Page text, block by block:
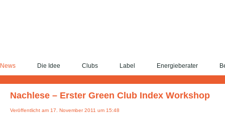
News Die Idee Clubs Label Energieberater
Nachlese – Erster Green Club Index Workshop
Veröffentlicht am 17. November 2011 um 15:48